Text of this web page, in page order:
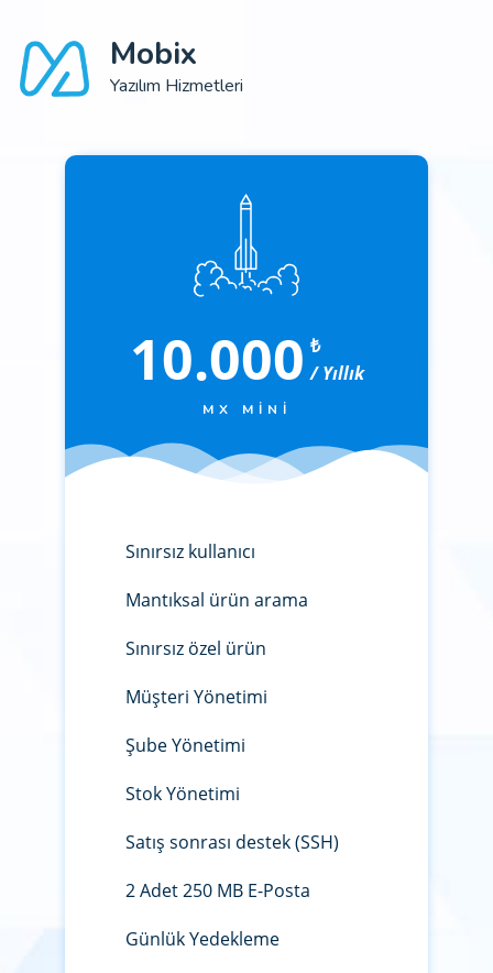
Mobix
Yazılım Hizmetleri
10.000 ₺
/ Yıllık
MX MINI
Sınırsız kullanıcı
Mantıksal ürün arama
Sınırsız özel ürün
Müşteri Yönetimi
Şube Yönetimi
Stok Yönetimi
Satış sonrası destek (SSH)
2 Adet 250 MB E-Posta
Günlük Yedekleme